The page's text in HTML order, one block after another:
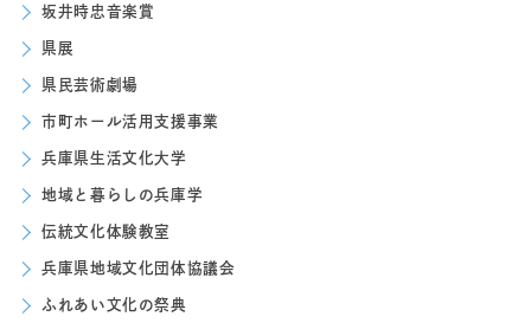
坂井時忠音楽賞
県展
県民芸術劇場
市町ホール活用支援事業
兵庫県生活文化大学
地域と暮らしの兵庫学
伝統文化体験教室
兵庫県地域文化団体協議会
ふれあい文化の祭典